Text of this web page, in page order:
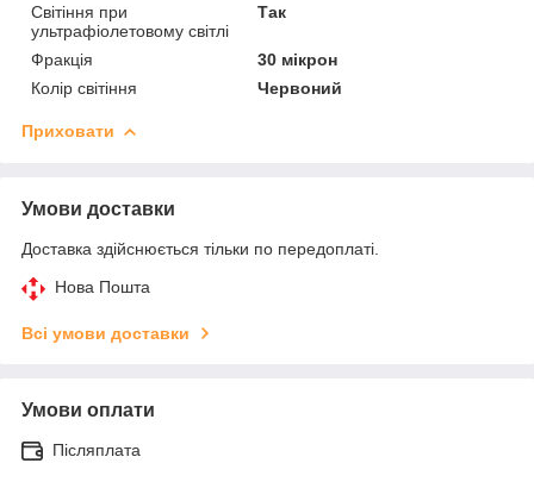
Світіння при
ультрафіолетовому світлі
Так
Фракція
30 мікрон
Колір світіння
Червоний
Приховати
Умови доставки
Доставка здійснюється тільки по передоплаті.
Нова Пошта
Всі умови доставки
Умови оплати
Післяплата